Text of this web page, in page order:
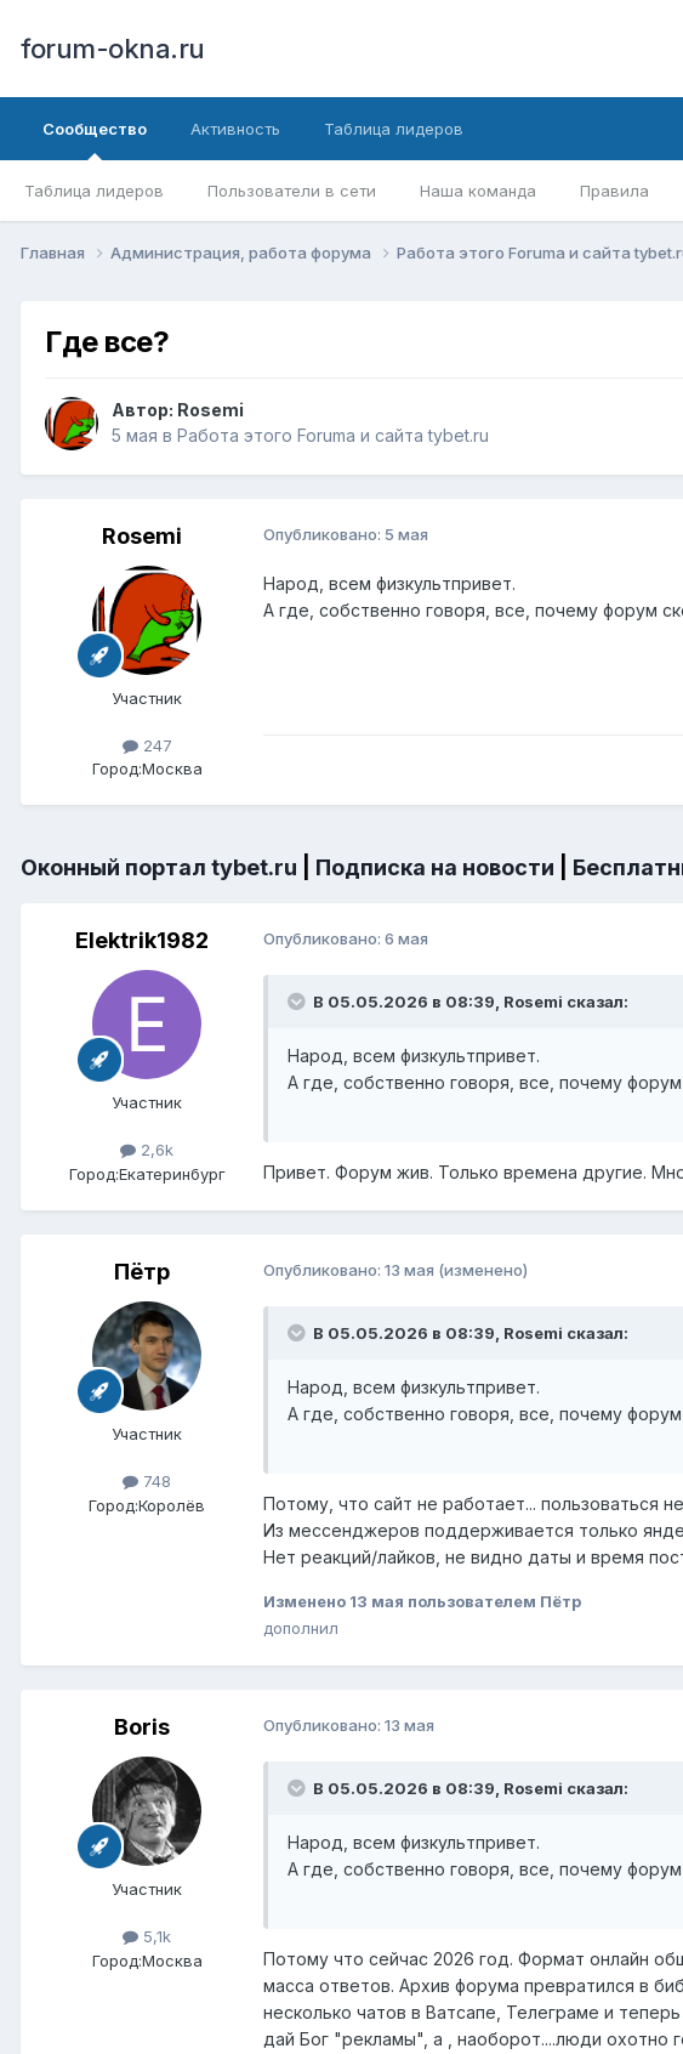
forum-okna.ru
Сообщество
Таблица лидеров Пользователи в сети Наша команда Правила
Активность Таблица лидеров
Главная Администрация, работа форума Работа этого Forumа и сайта
Где все?
Автор: Rosemi
5 мая в Работа этого Forumа и сайта tybet.ru
Rosemi
Участник
247
Город:Москва
Опубликовано: 5 мая
Народ, всем физкультпривет.
А где, собственно говоря, все, почему форум
Оконный портал tybet.ru Подписка на новости
Elektrik1982
Участник
2,6k
Город:Екатеринбург
Опубликовано: 6 мая
В 05.05.2026 в 08:39, Rosemi сказал:
Народ, всем физкультпривет.
А где, собственно говоря, все, почему
Привет. Форум жив. Только времена другие.
Пётр
Участник
748
Город:Королёв
Опубликовано: 13 мая (изменено)
В 05.05.2026 в 08:39, Rosemi сказал:
Народ, всем физкультпривет.
А где, собственно говоря, все, почему
Потому, что сайт не работает... пользоваться
Из мессенджеров поддерживается только
Нет реакций/лайков, не видно даты и время
Изменено 13 мая пользователем Пётр
дополнил
Boris
Участник
5,1k
Город:Москва
Опубликовано: 13 мая
В 05.05.2026 в 08:39, Rosemi сказал:
Народ, всем физкультпривет.
А где, собственно говоря, все, почему
Потому что сейчас 2026 год. Формат онлайн
масса ответов. Архив форума превратился в
несколько чатов в Ватсапе, Телеграме и
дай Бог "рекламы", а , наоборот....люди охотно